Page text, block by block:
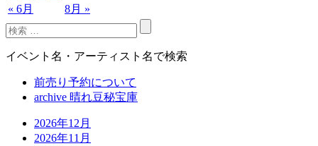
« 6月 8月 »
イベント名・アーティスト名で検索
前売り予約について
archive 晴れ豆秘宝庫
2026年12月
2026年11月